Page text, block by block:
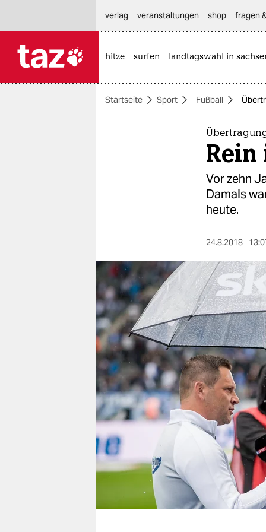
themen
berlin
nord
wahrheit
verlag
verlag
veranstaltungen
shop
fragen & hilfe
unterstützen
genossenschaft
verlag
veranstaltungen shop fragen
hitze surfen landtagswahl in
Startseite Sport Fußball
Rein
Vor zehn
Damals
heute.
24.8.2018